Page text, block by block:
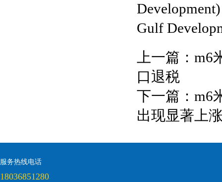
Gulf
上一篇： m6
口退税
下一篇： m6
出现显著上
服务热线电话
18036851280